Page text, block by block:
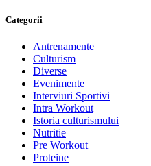
Categorii
Antrenamente
Culturism
Diverse
Evenimente
Interviuri Sportivi
Intra Workout
Istoria culturismului
Nutritie
Pre Workout
Proteine